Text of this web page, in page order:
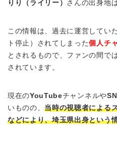
りり（ライリー） さんの出身地
この情報は、過去に運営してい
ト停止）されてしまった個人チ
とされるもので、ファンの間で
されています。
現在のYouTubeチャンネルや
いものの、当時の視聴者による
などにより、埼玉県出身という